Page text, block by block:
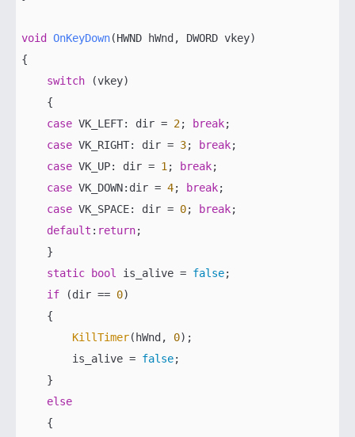
void OnKeyDown(HWND hWnd, DWORD vkey)
{
switch (vkey)
    {
case VK_LEFT: dir = 2; break;
case VK_RIGHT: dir = 3; break;
case VK_UP: dir = 1 ; break;
case VK_DOWN:dir = 4; break;
case VK_SPACE: dir = 0; break;
default : return;
    }
static
bool is_alive = false;
if (dir == 0)
    {
KillTimer(hWnd, 0);
        is_alive =
false;
    }
else
    {